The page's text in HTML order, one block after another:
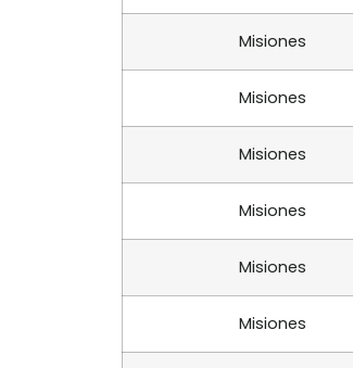
Misiones
Misiones
Misiones
Misiones
Misiones
Misiones